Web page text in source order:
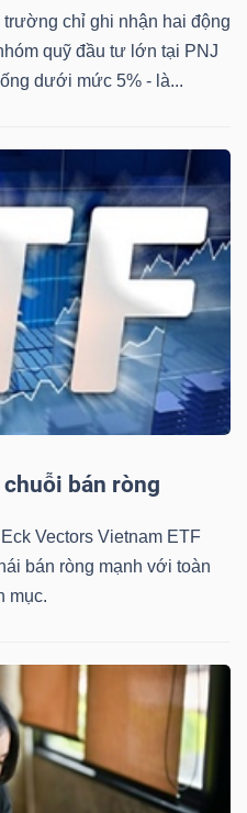
chỉ ghi nhận hai động
quỹ đầu tư lớn tại PNJ
dưới mức 5% - là...
bán ròng
Vectors Vietnam ETF
bán ròng mạnh với toàn
mục.